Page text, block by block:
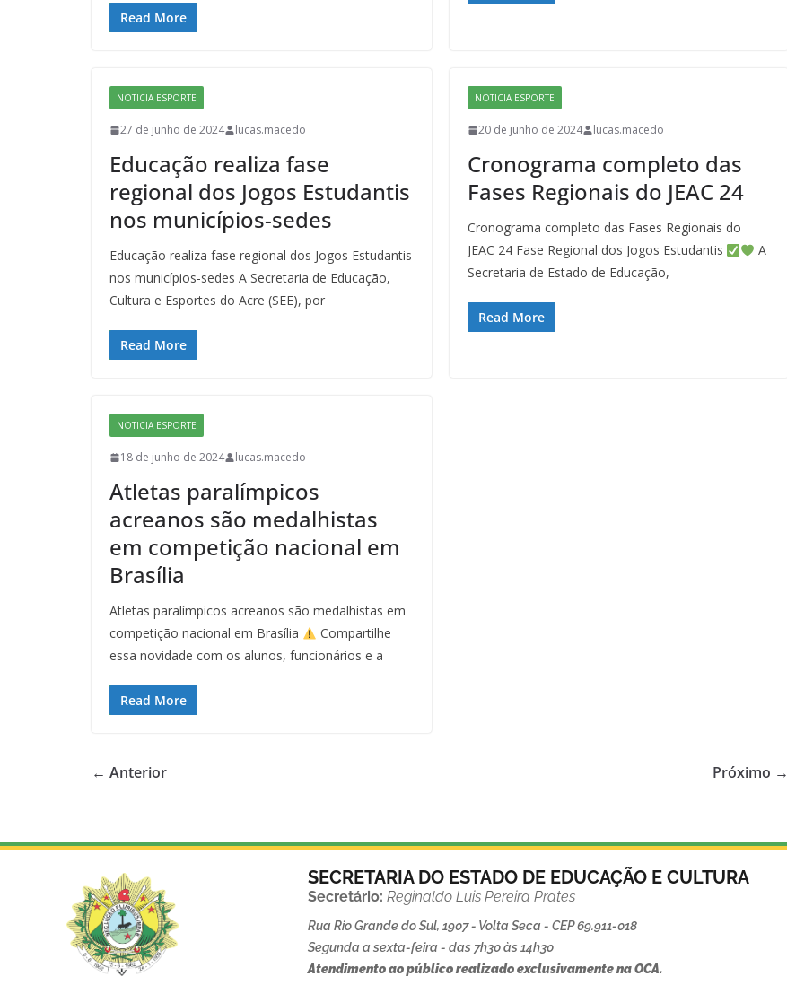
Read More
NOTICIA ESPORTE
27 de junho de 2024 lucas.macedo
Educação realiza fase
regional dos Jogos Estudantis
nos municípios-sedes
Educação realiza fase regional dos Jogos Estudantis
nos municípios-sedes A Secretaria de Educação,
Cultura e Esportes do Acre (SEE), por
Read More
NOTICIA ESPORTE
20 de junho de 2024 lucas.macedo
Cronograma completo das
Fases Regionais do JEAC 24
Cronograma completo das Fases Regionais do
JEAC 24 Fase Regional dos Jogos Estudantis
A
Secretaria de Estado de Educação,
Read More
NOTICIA ESPORTE
18 de junho de 2024 lucas.macedo
Atletas paralímpicos
acreanos são medalhistas
em competição nacional em
Brasília
Atletas paralímpicos acreanos são medalhistas em
competição nacional em Brasília
Compartilhe
essa novidade com os alunos, funcionários e a
Read More
← Anterior Próximo →
SECRETARIA DO ESTADO DE EDUCAÇÃO E CULTURA
Secretário:Reginaldo Luis Pereira Prates
Rua Rio Grande do Sul, 1907 - Volta Seca - CEP 69.911-018
Segunda a sexta-feira - das 7h30 às 14h30
Atendimento ao público realizado exclusivamente na OCA.